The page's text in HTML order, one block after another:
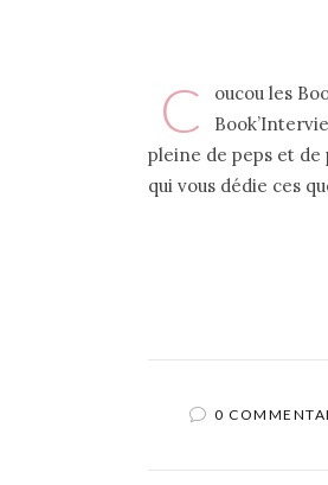
C
oucou les
pleine de peps et
qui vous dédie ces
0